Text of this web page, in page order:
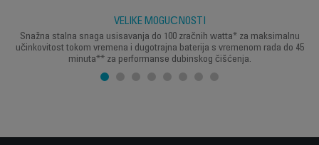
VELIKE MOGUĆNOSTI
Snažna stalna snaga usisavanja do 100 zračnih watta* za maksimalnu
učinkovitost tokom vremena i dugotrajna baterija s vremenom rada do 45
minuta** za performanse dubinskog čišćenja.